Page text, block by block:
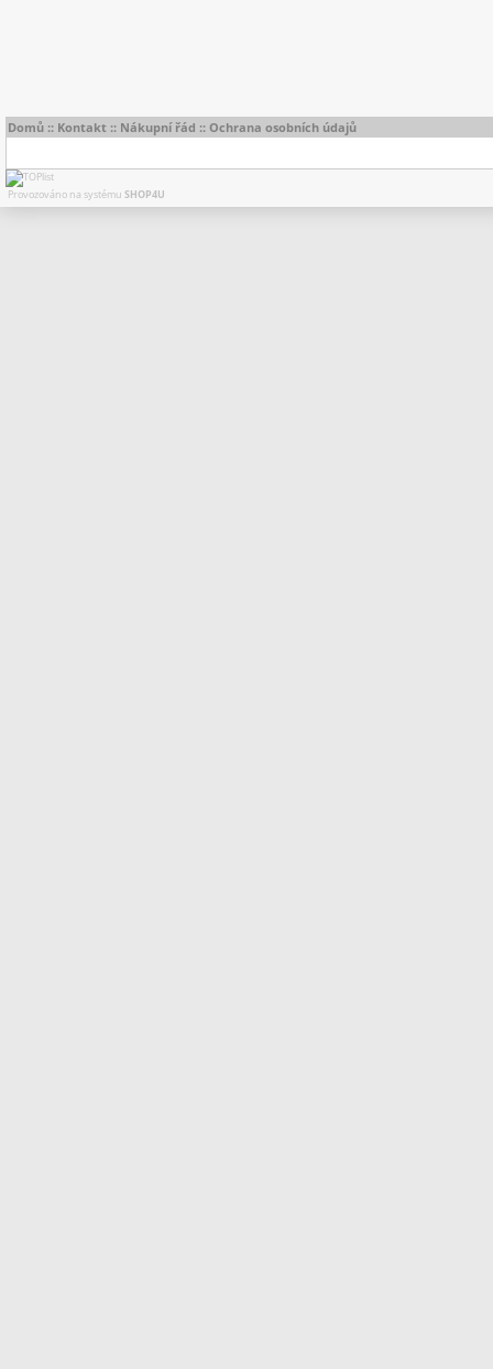
Domů :: Kontakt :: Nákupní řád :: Ochrana osobních údajů
Provozováno na systému SHOP4U